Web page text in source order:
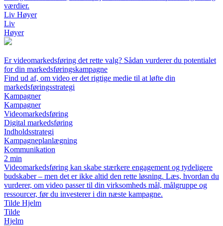
værdier.
Liv Høyer
Liv
Høyer
Er videomarkedsføring det rette valg? Sådan vurderer du potentialet
for din markedsføringskampagne
Find ud af, om video er det rigtige medie til at løfte din
markedsføringsstrategi
Kampagner
Kampagner
Videomarkedsføring
Digital markedsføring
Indholdsstrategi
Kampagneplanlægning
Kommunikation
2 min
Videomarkedsføring kan skabe stærkere engagement og tydeligere
budskaber – men det er ikke altid den rette løsning. Læs, hvordan du
vurderer, om video passer til din virksomheds mål, målgruppe og
ressourcer, før du investerer i din næste kampagne.
Tilde Hjelm
Tilde
Hjelm